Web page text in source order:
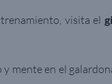
visita el
mente en el